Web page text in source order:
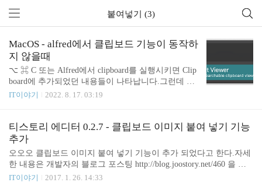
붙여넣기 (3)
MacOS - alfred에서 클립보드 기능이 동작하
지 않을때
⌥ ⌘ C 또는 Alfred에서 clipboard를 실행시키면 Clip
board에 추가되었던 내용들이 나타납니다.그런데 아
래처럼 아무 내용이 나타나지 않는 경우가 있습니다.
Request Permissions... 버튼을 눌러줍니다.Open macO
S Accessibility preferences 버튼을 누릅니다. Clipboard
History 설정 활성화Features > Clipboard History에 들
어가서 Clipboard History 설정을 모두 활성화시킵니
다. 이제 ⌥ ⌘ C 또는 Alfred에서 clipboard를 실행시
키면 Clipboard에 추가되었던 ..
IT이야기 2022. 8. 17. 03:19
티스토리 에디터 0.2.7 - 클립보드 이미지 붙여 넣기 기능
추가
오오오 클립보드 이미지 붙여 넣기 기능이 추가 되었다고 한다.자세
한 내용은 개발자의 블로그 포스팅 http://blog.joostory.net/460 을 참
고 하도록 한다.내가 건의한 이슈 https://github.com/joostory/tistory-ed
IT이야기 2017. 1. 26. 14:33